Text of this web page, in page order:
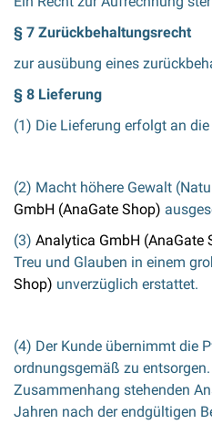
§ 7 Zurückbehaltungsrecht
zur ausübung eines
§ 8 Lieferung
(1) Die Lieferung erfolgt an
(2) Macht höhere Gewalt
GmbH (AnaGate Shop)
(3) Analytica GmbH (AnaGate
Treu und Glauben in einem
Shop) unverzüglich erstattet.
(4) Der Kunde übernimmt die
ordnungsgemäß zu
Zusammenhang stehenden
Jahren nach der endgültigen